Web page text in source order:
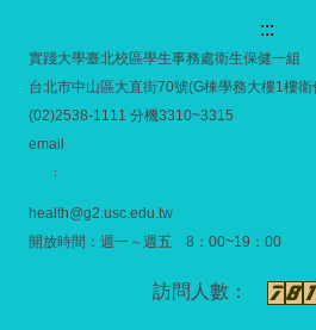
:::
實踐大學臺北校區學生事務處衛生保健一組
台北市中山區大直街70號(G棟學務大樓1樓衛
(02)2538-1111 分機3310~3315
email
：
health@g2.usc.edu.tw
開放時間：週一～週五 8：00~19：00